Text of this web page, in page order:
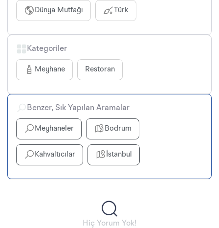
Dünya Mutfağı Türk
Kategoriler
Meyhane Restoran
Benzer, Sık Yapılan Aramalar
Meyhaneler Bodrum
Kahvaltıcılar İstanbul
Hiç Yorum Yok!